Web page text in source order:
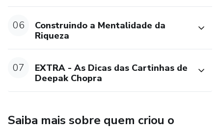
06
Construindo a Mentalidade da
Riqueza
07
EXTRA - As Dicas das Cartinhas de
Deepak Chopra
Saiba mais sobre quem criou o